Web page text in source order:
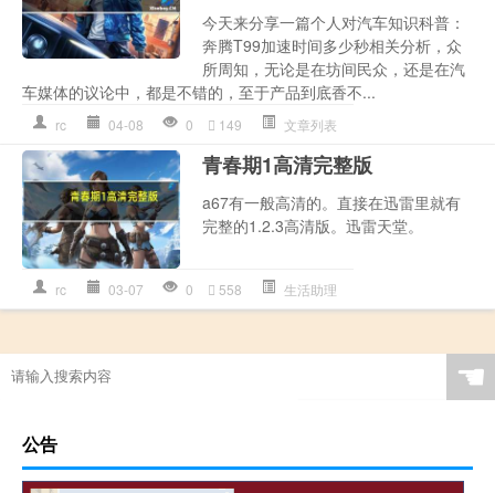
今天来分享一篇个人对汽车知识科普：
奔腾T99加速时间多少秒相关分析，众
所周知，无论是在坊间民众，还是在汽
车媒体的议论中，都是不错的，至于产品到底香不...
rc 04-08 0 149 文章列表
青春期1高清完整版
a67有一般高清的。直接在迅雷里就有
完整的1.2.3高清版。迅雷天堂。
rc 03-07 0 558 生活助理
☚
公告